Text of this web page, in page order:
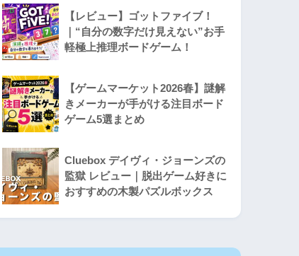
【レビュー】ゴットファイブ！
｜“自分の数字だけ見えない”お手
軽極上推理ボードゲーム！
【ゲームマーケット2026春】謎解
きメーカーが手がける注目ボード
ゲーム5選まとめ
Cluebox デイヴィ・ジョーンズの
監獄 レビュー｜脱出ゲーム好きに
おすすめの木製パズルボックス